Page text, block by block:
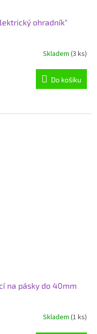
ohradník"
Skladem (3 ks)
Do košíku
na pásky do 40mm
Skladem (1 ks)